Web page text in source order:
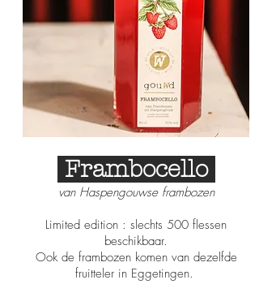
Frambocello
van Haspengouwse frambozen
Limited edition : slechts 500 flessen
beschikbaar.
Ook de frambozen komen van dezelfde
fruitteler in Eggetingen.